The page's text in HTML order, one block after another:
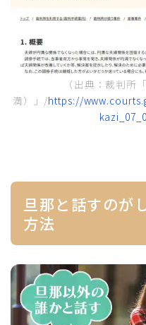
（出典：裁判所
満）」/https://
旦那と話すのが
方法